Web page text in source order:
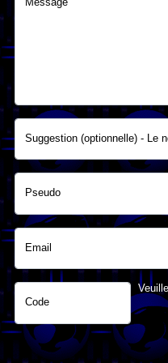
Suggestion (optionnelle) - Le
Pseudo
Email
Code